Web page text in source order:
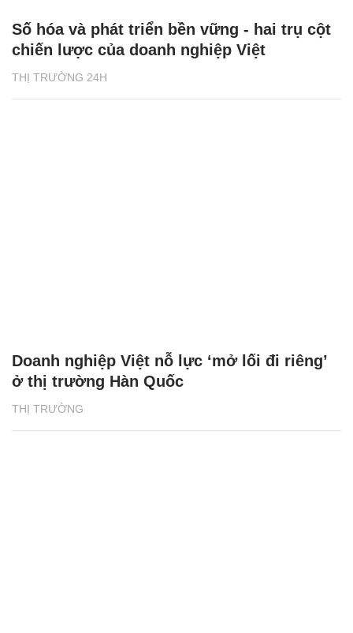
THỊ TRƯỜNG 24H
Số hóa và phát triển bền vững - hai trụ cột
chiến lược của doanh nghiệp Việt
THỊ TRƯỜNG
Doanh nghiệp Việt nỗ lực ‘mở lối đi riêng’
ở thị trường Hàn Quốc